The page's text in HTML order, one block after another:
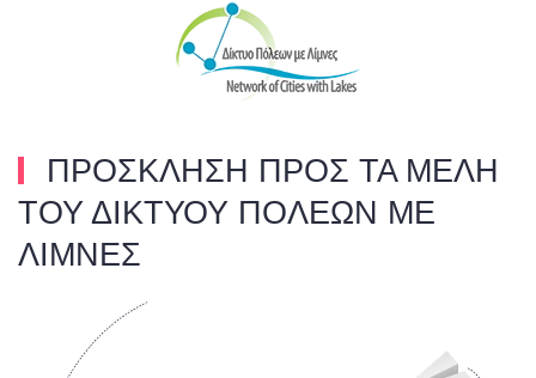
Skip to main content
ΠΡΟΣΚΛΗΣΗ ΠΡΟΣ ΤΑ ΜΕΛΗ
ΤΟΥ ΔΙΚΤΥΟΥ ΠΟΛΕΩΝ ΜΕ
ΛΙΜΝΕΣ